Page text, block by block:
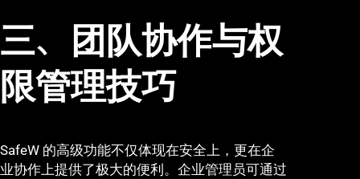
三、团队协作与权
限管理技巧
SafeW 的高级功能不仅体现在安全上，更在企
业协作上提供了极大的便利。企业管理员可通过